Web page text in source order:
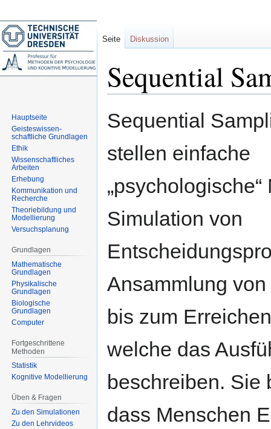
Sequential
Navigation
Suche
Sequential
stellen einfache
Simulation von
Ansammlung
bis zum
welche das
beschreiben. Sie
dass Menschen
Seite Diskussion
Hauptseite
Geisteswissen-
schaftliche Grundlagen
Ethik
Wissenschaftliches
Arbeiten
Erhebung
Kommunikation und
Recherche
Theoriebildung und
Modellierung
Versuchsplanung
Grundlagen
Mathematische
Grundlagen
Physikalische
Grundlagen
Biologische
Grundlagen
Computer
Fortgeschrittene
Methoden
Statistik
Kognitive Modellierung
Üben & Fragen
Zu den Simulationen
Zu den Lehrvideos